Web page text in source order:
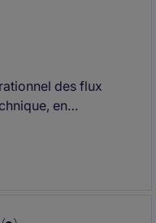
des flux
en